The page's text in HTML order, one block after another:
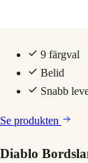
9 färgval
Belid
Snabb
Se produkten
Diablo